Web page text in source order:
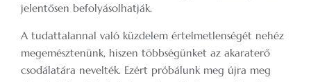
jelentősen befolyásolhatják.
A tudattalannal való küzdelem értelmetlenségét nehéz
megemésztenünk, hiszen többségünket az akaraterő
csodálatára nevelték. Ezért próbálunk meg újra meg